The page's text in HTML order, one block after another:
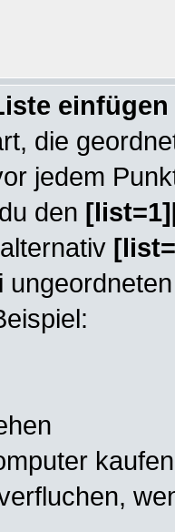
einfügen
die
jedem
den
kaufen